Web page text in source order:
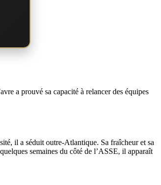
a prouvé sa capacité à relancer des équipes
il a séduit outre-Atlantique. Sa fraîcheur et sa
semaines du côté de l’ASSE, il apparaît